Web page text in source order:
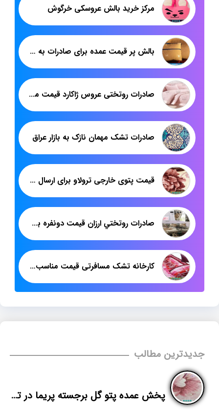
مرکز خرید بالش عروسکی خرگوش
بالش پر قیمت عمده برای صادرات به عراق
صادرات روتختی عروس ژاکارد قیمت مناسب
صادرات تشک مهمان نازک به بازار عراق
قیمت پتوی خارجی ترولاو برای ارسال به شهر شما
صادرات روتختي ارزان قيمت دونفره به ارمنستان
کارخانه تشک مسافرتی قیمت مناسب برای پخش در تهران
جدیدترین مطالب
پخش عمده پتو گل برجسته پریما در تبریز